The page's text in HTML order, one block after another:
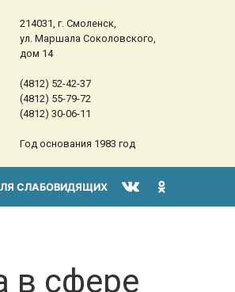
214031, г. Смоленск,
ул. Маршала Соколовского,
дом 14
(4812) 52-42-37
(4812) 55-79-72
(4812) 30-06-11
Год основания 1983 год
СЛАБОВИДЯЩИХ
в сфере